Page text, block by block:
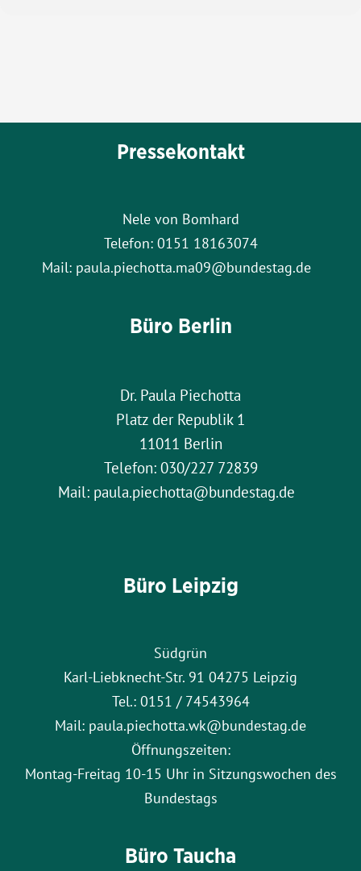
Pressekontakt
Nele von Bomhard
Telefon: 0151 18163074
Mail: paula.piechotta.ma09@bundestag.de
Büro Berlin
Dr. Paula Piechotta
Platz der Republik 1
11011 Berlin
Telefon: 030/227 72839
Mail: paula.piechotta@bundestag.de
Büro Leipzig
Südgrün
Karl-Liebknecht-Str. 91 04275 Leipzig
Tel.: 0151 / 74543964
Mail: paula.piechotta.wk@bundestag.de
Öffnungszeiten:
Montag-Freitag 10-15 Uhr in Sitzungswochen des
Bundestags
Büro Taucha